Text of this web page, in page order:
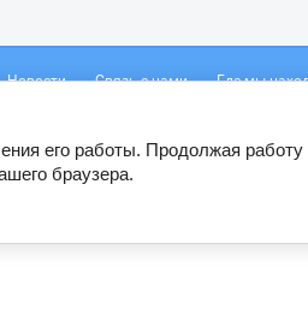
Новости Связь с нами Где мы
sbs_opt@mail.ru
его работы. Продолжая
браузера.